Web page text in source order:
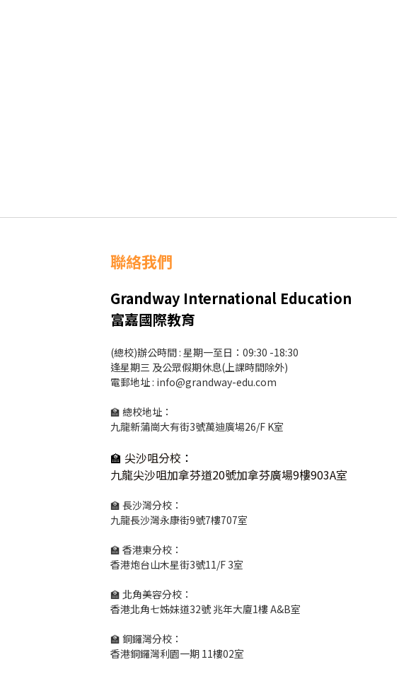
聯絡我們
Grandway International Education
富嘉國際教育
(總校)辦公時間 : 星期一至日：09:30 -18:30
逢星期三 及公眾假期休息(上課時間除外)
電郵地址 : info@grandway-edu.com
🏫 總校地址：
九龍新蒲崗大有街3號萬迪廣場26/F K室
🏫 尖沙咀分校 ：
九龍尖沙咀加拿芬道20號加拿芬廣場9樓903A室
🏫 長沙灣分校：
九龍長沙灣永康街9號7樓707室
🏫 香港東分校：
香港炮台山木星街3號11/F 3室
🏫 北角美容分校：
香港北角七姊妹道32號 兆年大廈1樓 A&B室
🏫 銅鑼灣分校：
香港銅鑼灣利園一期 11樓02室